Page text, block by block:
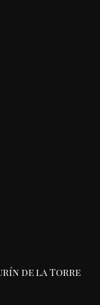
de la Torre